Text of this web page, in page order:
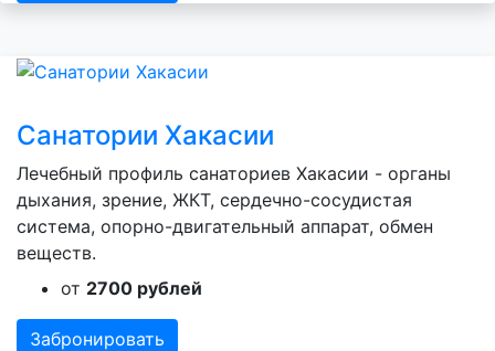
Санатории Хакасии
Лечебный профиль санаториев Хакасии - органы
дыхания, зрение, ЖКТ, сердечно-сосудистая
система, опорно-двигательный аппарат, обмен
веществ.
от 2700 рублей
Забронировать